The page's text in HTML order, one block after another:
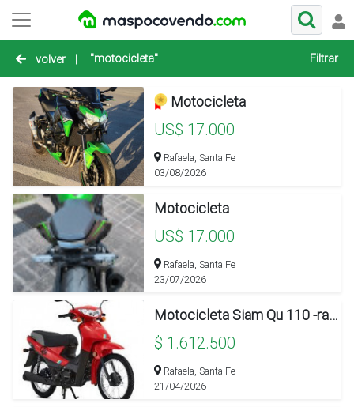
volver | "motocicleta" Filtrar
Motocicleta
US$ 17.000
Rafaela, Santa Fe
03/08/2026
Motocicleta
US$ 17.000
Rafaela, Santa Fe
23/07/2026
Motocicleta Siam Qu 110 -rayo-tambor-color Rojo Mod 91cubqu110baserojo
$ 1.612.500
Rafaela, Santa Fe
21/04/2026